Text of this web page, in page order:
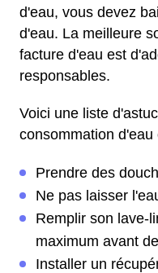
d'eau, vous devez
d'eau. La meilleure
facture d'eau est
responsables.
Voici une liste
consommation
Prendre des
Ne pas laisser
Remplir son lave-
maximum avant
Installer un